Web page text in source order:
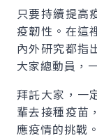
只要持續提高
疫韌性。在這
內外研究都指
大家總動員，
拜託大家，一
輩去接種疫苗
應疫情的挑戰。